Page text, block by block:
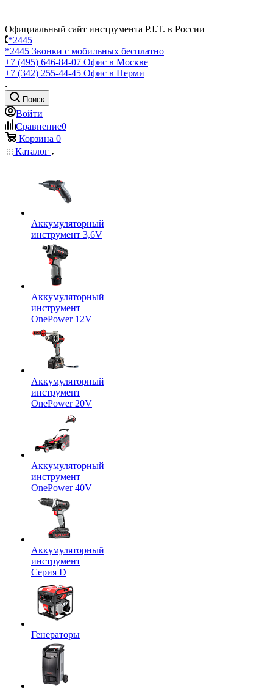
Официальный сайт инструмента P.I.T. в России
*2445
*2445 Звонки с мобильных бесплатно
+7 (495) 646-84-07 Офис в Москве
+7 (342) 255-44-45 Офис в Перми
Поиск
Войти
Сравнение0
Корзина 0
Каталог
Аккумуляторный
инструмент 3,6V
Аккумуляторный
инструмент
OnePower 12V
Аккумуляторный
инструмент
OnePower 20V
Аккумуляторный
инструмент
OnePower 40V
Аккумуляторный
инструмент
Серия D
Генераторы